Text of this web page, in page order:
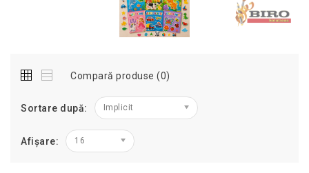
Compară produse (0)
Sortare după: Implicit
Afișare: 16